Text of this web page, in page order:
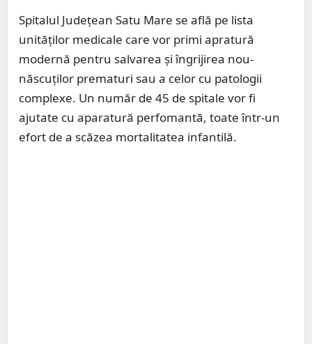
Spitalul Județean Satu Mare se află pe lista
unităților medicale care vor primi apratură
modernă pentru salvarea și îngrijirea nou-
născuților prematuri sau a celor cu patologii
complexe. Un număr de 45 de spitale vor fi
ajutate cu aparatură perfomantă, toate într-un
efort de a scăzea mortalitatea infantilă.